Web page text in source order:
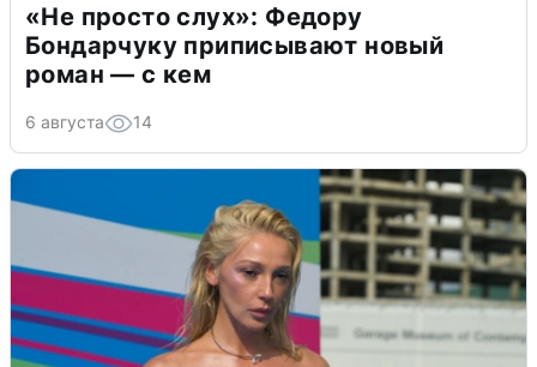
«Не просто слух»: Федору
Бондарчуку приписывают новый
роман — с кем
6 августа 14